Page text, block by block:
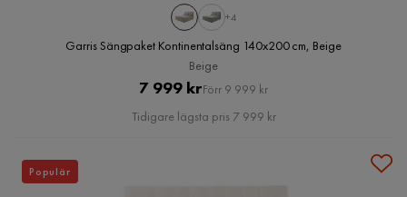
+4
Garris Sängpaket Kontinentalsäng 140x200 cm, Beige
Beige
Pris
7 999 krOriginal
Pris
Förr 9 999 kr
Tidigare lägsta pris 7 999 kr
Populär